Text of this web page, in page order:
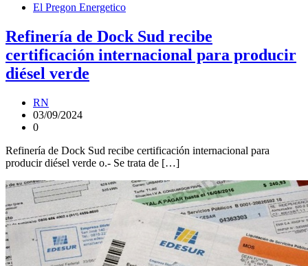
El Pregon Energetico
Refinería de Dock Sud recibe
certificación internacional para producir
diésel verde
RN
03/09/2024
0
Refinería de Dock Sud recibe certificación internacional para
producir diésel verde o.- Se trata de […]